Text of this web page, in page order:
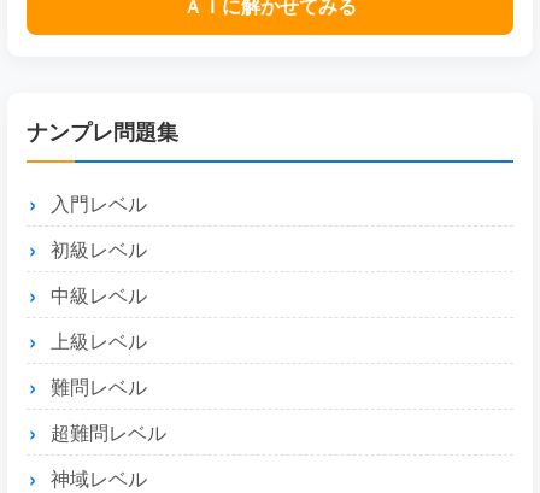
ナンプレ問題集
入門レベル
初級レベル
中級レベル
上級レベル
難問レベル
超難問レベル
神域レベル